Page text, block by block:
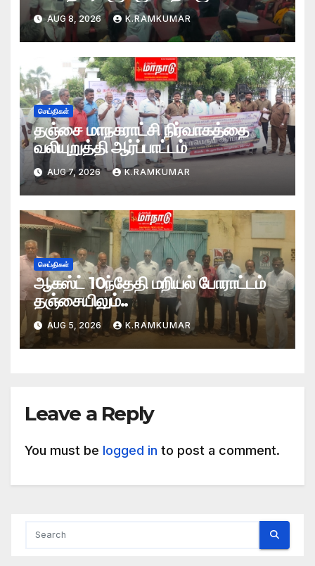
AUG 8, 2026 K.RAMKUMAR
செய்திகள்
தஞ்சை மாநகராட்சி நிர்வாகத்தை
வலியுறுத்தி ஆர்ப்பாட்டம்
AUG 7, 2026 K.RAMKUMAR
செய்திகள்
ஆகஸ்ட் 10ந்தேதி மறியல் போராட்டம்
தஞ்சையிலும்..
AUG 5, 2026 K.RAMKUMAR
Leave a Reply
You must be logged in to post a comment.